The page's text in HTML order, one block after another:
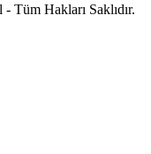
Hakları Saklıdır.